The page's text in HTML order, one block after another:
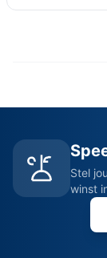
Stel
winst